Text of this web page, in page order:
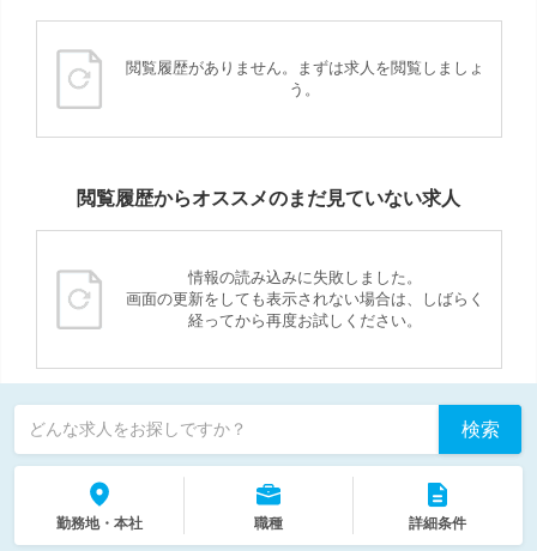
閲覧履歴がありません。まずは求人を閲覧しましょ
う。
閲覧履歴からオススメのまだ見ていない求人
情報の読み込みに失敗しました。
画面の更新をしても表示されない場合は、しばらく
経ってから再度お試しください。
どんな求人をお探しですか？ 検索
勤務地・本社 職種 詳細条件